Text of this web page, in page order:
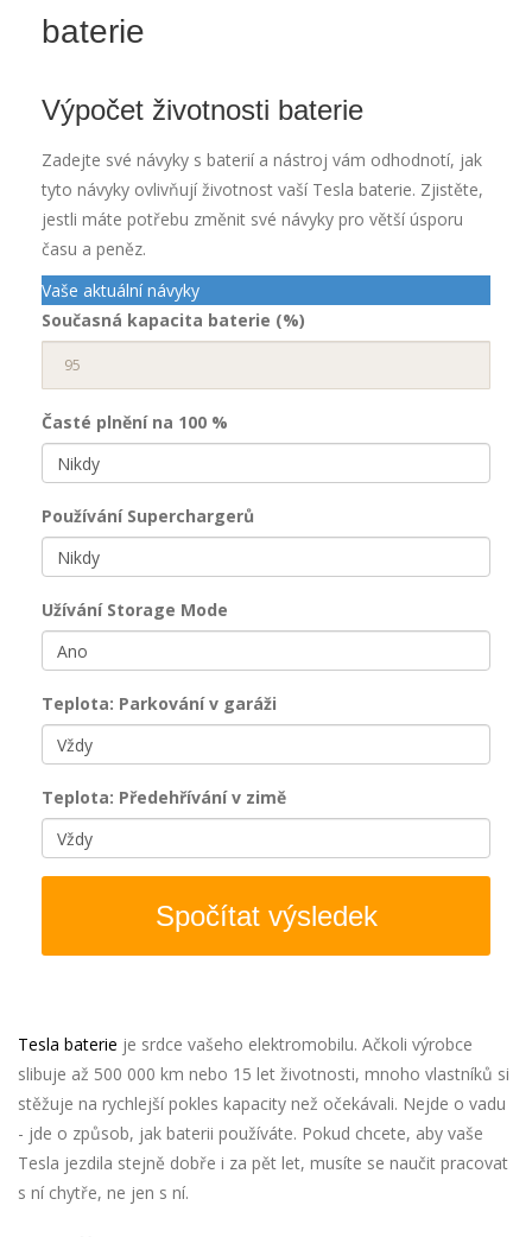
baterie
Výpočet životnosti baterie
Zadejte své návyky s baterií a nástroj vám odhodnotí, jak
tyto návyky ovlivňují životnost vaší Tesla baterie. Zjistěte,
jestli máte potřebu změnit své návyky pro větší úsporu
času a peněz.
Vaše aktuální návyky
Současná kapacita baterie (%)
Časté plnění na 100 %
Používání Superchargerů
Užívání Storage Mode
Teplota: Parkování v garáži
Teplota: Předehřívání v zimě
Spočítat výsledek
Tesla baterie je srdce vašeho elektromobilu. Ačkoli výrobce
slibuje až 500 000 km nebo 15 let životnosti, mnoho vlastníků si
stěžuje na rychlejší pokles kapacity než očekávali. Nejde o vadu
- jde o způsob, jak baterii používáte. Pokud chcete, aby vaše
Tesla jezdila stejně dobře i za pět let, musíte se naučit pracovat
s ní chytře, ne jen s ní.